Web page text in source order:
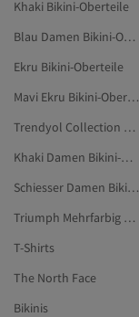
Khaki Bikini-Oberteile
Blau Damen Bikini-Oberteile
Ekru Bikini-Oberteile
Mavi Ekru Bikini-Oberteile
Trendyol Collection Braun Bikini-Oberteile
Khaki Damen Bikini-Oberteile
Schiesser Damen Bikini-Oberteile
Triumph Mehrfarbig Strandmode
T-Shirts
The North Face
Bikinis